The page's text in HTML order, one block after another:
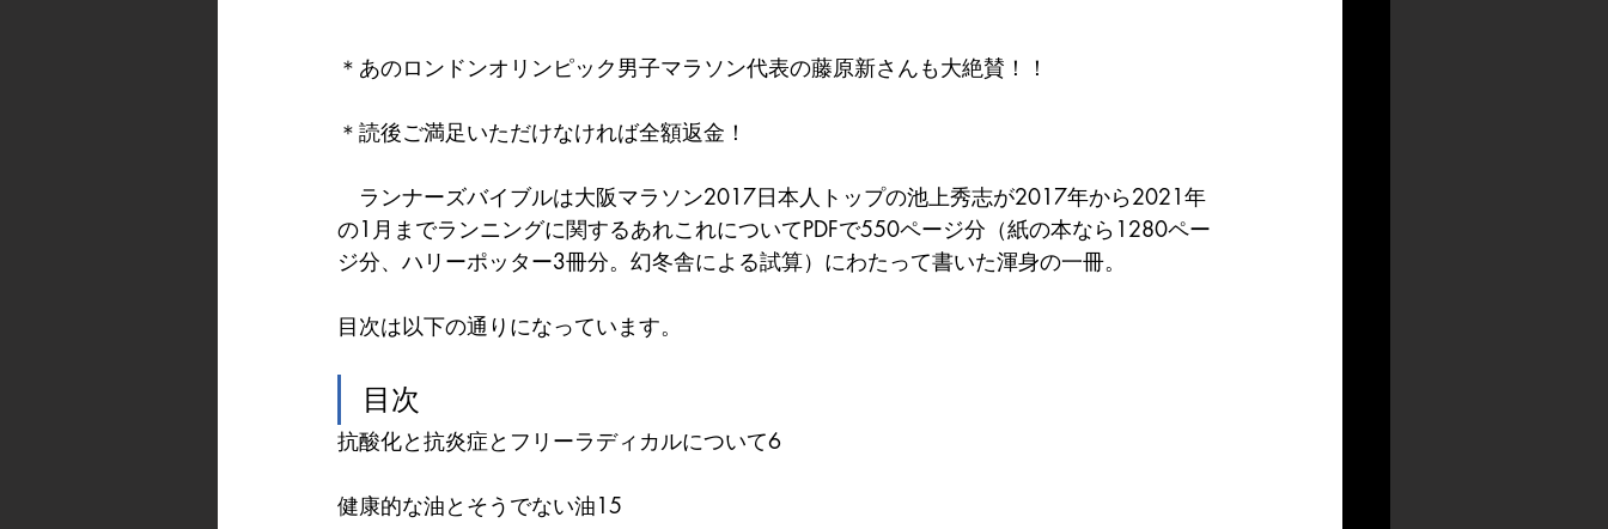
＊あのロンドンオリンピック男子マラソン代表の藤原新さんも大絶賛！！
＊読後ご満足いただけなければ全額返金！
ランナーズバイブルは大阪マラソン2017日本人トップの池上秀志が2017年から2021年
の1月までランニングに関するあれこれについてPDFで550ページ分（紙の本なら1280ペー
ジ分、ハリーポッター3冊分。幻冬舎による試算）にわたって書いた渾身の一冊。
目次は以下の通りになっています。
目次
抗酸化と抗炎症とフリーラディカルについて6
健康的な油とそうでない油15